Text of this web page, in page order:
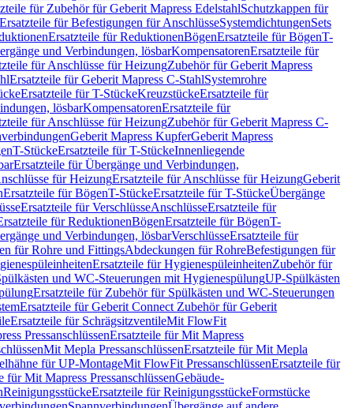
für Zubehör für Geberit Mapress EdelstahlSchutzkappen für
Ersatzteile für Befestigungen für AnschlüsseSystemdichtungenSets
Ersatzteile für ReduktionenBögenErsatzteile für BögenT-
und Verbindungen, lösbarKompensatorenErsatzteile für
für Anschlüsse für HeizungZubehör für Geberit Mapress
Ersatzteile für Geberit Mapress C-StahlSystemrohre
Ersatzteile für T-StückeKreuzstückeErsatzteile für
lösbarKompensatorenErsatzteile für
für Anschlüsse für HeizungZubehör für Geberit Mapress C-
Geberit Mapress KupferGeberit Mapress
T-StückeErsatzteile für T-StückeInnenliegende
Ersatzteile für Übergänge und Verbindungen,
für HeizungErsatzteile für Anschlüsse für HeizungGeberit
Ersatzteile für BögenT-StückeErsatzteile für T-StückeÜbergänge
Ersatzteile für VerschlüsseAnschlüsseErsatzteile für
für ReduktionenBögenErsatzteile für BögenT-
und Verbindungen, lösbarVerschlüsseErsatzteile für
für Rohre und FittingsAbdeckungen für RohreBefestigungen für
Ersatzteile für HygienespüleinheitenZubehör für
und WC-Steuerungen mit HygienespülungUP-Spülkästen
Ersatzteile für Zubehör für Spülkästen und WC-Steuerungen
Ersatzteile für Geberit Connect Zubehör für Geberit
Ersatzteile für SchrägsitzventileMit FlowFit
PressanschlüssenErsatzteile für Mit Mapress
Mit Mepla PressanschlüssenErsatzteile für Mit Mepla
für UP-MontageMit FlowFit PressanschlüssenErsatzteile für
für Mit Mapress PressanschlüssenGebäude-
ReinigungsstückeErsatzteile für ReinigungsstückeFormstücke